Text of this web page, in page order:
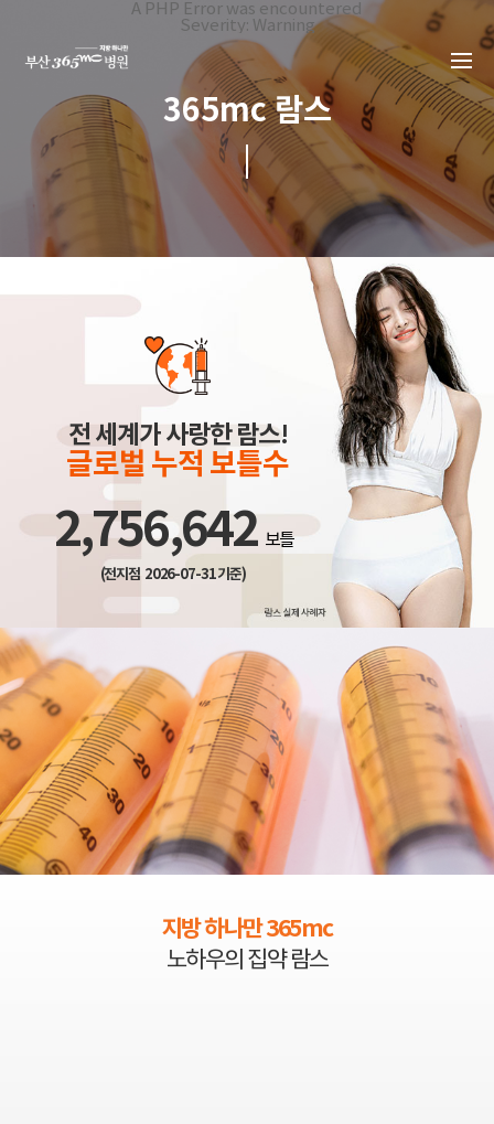
A PHP Error was encountered
Severity: Warning
Message: Invalid argument supplied for foreach()
Filename: _inc/header_body.php
Line Number: 34
Backtrace:
File:
/home/suction/public_html/application/views/mobile/
Line: 34
Function: _error_handler
File:
/home/suction/public_html/application/views/mobile/
Line: 401
Function: include
File:
/home/suction/public_html/application/core/
/home/suction/public_html/application/controllers/lams/
Function: view_print
File: /home/suction/public_html/index.php
Function: require_once
365mc 람스
전 세계가 사랑한 람스!
글로벌 누적 보틀수
2,756,642보틀
(전지점 2026-07-31 기준)
지방 하나만 365mc
노하우의 집약 람스